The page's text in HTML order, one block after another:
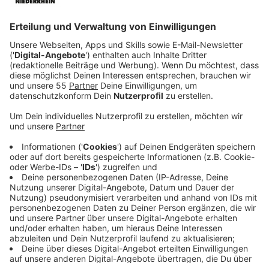
Endlich den großen Durchbruch schaffen und ein Star
werden. Für viele Musiker ist das genau DER Traum
schlechthin! Aber Hand aufs Herz: Wenn man es dann
geschafft hat, ist nicht immer alles rosig. Dennis Lloyd
hat genau das gemerkt, nachdem er mit seiner Single
"Nevermind" einen riesen Karrieresprung gemacht hat.
Seit dem Hit ist Dennis Leben nicht mehr das was es
mal war. Non-Stopp unterwegs sein, performen,
man groß rauskommen möchte. Für Dennis hatte das
allerdings Folgen. Auf Instagram hat er gepostet, dass
die Tour, die er 2019 hatte, irgendwas in ihm
gebrochen hat und er monatelang gebraucht hat, um
wieder klar zu kommen. Diese Zeit hat er genutzt und
versucht etwas Gutes draus zu machen. Und genau
das hat er geschafft. Er hat in dieser Zeit angefangen
ein Album zu machen und das ist fertig. "Some Days"